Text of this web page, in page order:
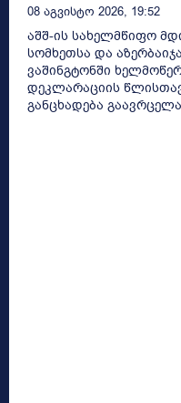
08 Აგვისტო 2026, 19:52
აშშ-ის სახელმწიფო
სომხეთსა და
ვაშინგტონში
დეკლარაციის
განცხადება